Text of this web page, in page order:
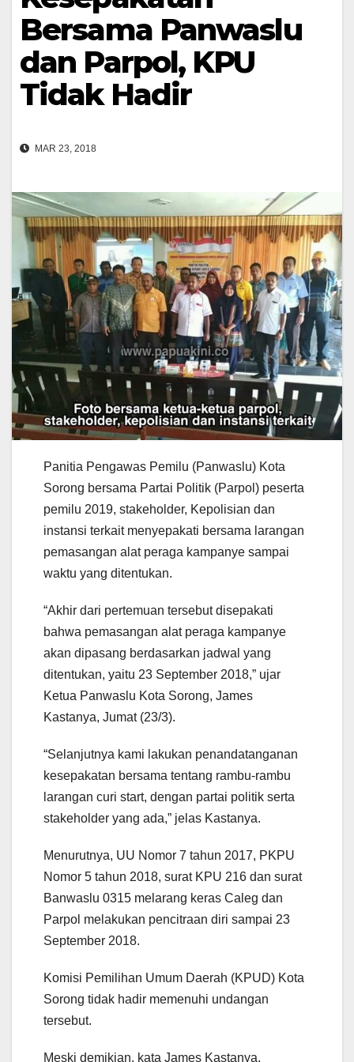
Bersama Panwaslu
dan Parpol, KPU
Tidak Hadir
MAR 23, 2018
Panitia Pengawas Pemilu (Panwaslu) Kota
Sorong bersama Partai Politik (Parpol) peserta
pemilu 2019, stakeholder, Kepolisian dan
instansi terkait menyepakati bersama larangan
pemasangan alat peraga kampanye sampai
waktu yang ditentukan.
“Akhir dari pertemuan tersebut disepakati
bahwa pemasangan alat peraga kampanye
akan dipasang berdasarkan jadwal yang
ditentukan, yaitu 23 September 2018,” ujar
Ketua Panwaslu Kota Sorong, James
Kastanya, Jumat (23/3).
“Selanjutnya kami lakukan penandatanganan
kesepakatan bersama tentang rambu-rambu
larangan curi start, dengan partai politik serta
stakeholder yang ada,” jelas Kastanya.
Menurutnya, UU Nomor 7 tahun 2017, PKPU
Nomor 5 tahun 2018, surat KPU 216 dan surat
Banwaslu 0315 melarang keras Caleg dan
Parpol melakukan pencitraan diri sampai 23
September 2018.
Komisi Pemilihan Umum Daerah (KPUD) Kota
Sorong tidak hadir memenuhi undangan
tersebut.
Meski demikian, kata James Kastanya,